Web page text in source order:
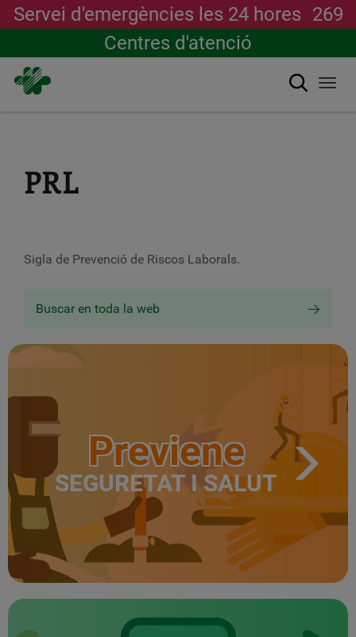
Servei d'emergències les 24 hores 269
Centres d'atenció
Cerca
PRL
Sigla de Prevenció de Riscos Laborals.
Buscar en toda la web
Previene
SEGURETAT I SALUT